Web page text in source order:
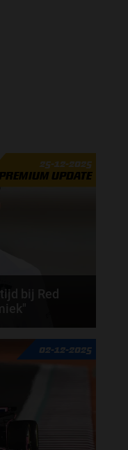
25-12-2025
UPDATE
bij Red
al flink wat
Iemand die02-12-2025